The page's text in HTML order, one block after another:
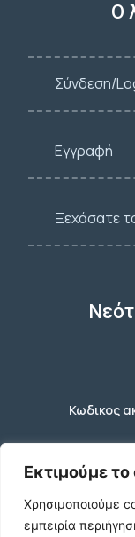
Εκτιμούμε
Χρησιμοποιούμε
εμπειρία
Ο
Σύνδεση/
Εγγραφή
Ξεχάσατε
Κωδικος